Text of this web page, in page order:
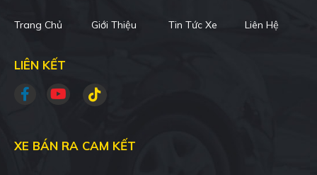
Trang Chủ Giới Thiệu Tin Tức Xe Liên Hệ
LIÊN KẾT
XE BÁN RA CAM KẾT